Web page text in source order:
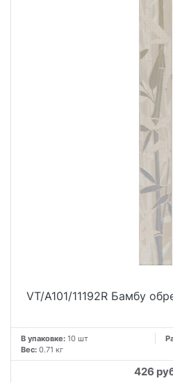
VT/A101/11192R Бамбу
В упаковке: 10 шт
Вес: 0.71 кг
426